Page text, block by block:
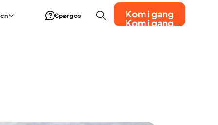
Spørg os
Kom i gang
Kom i gang